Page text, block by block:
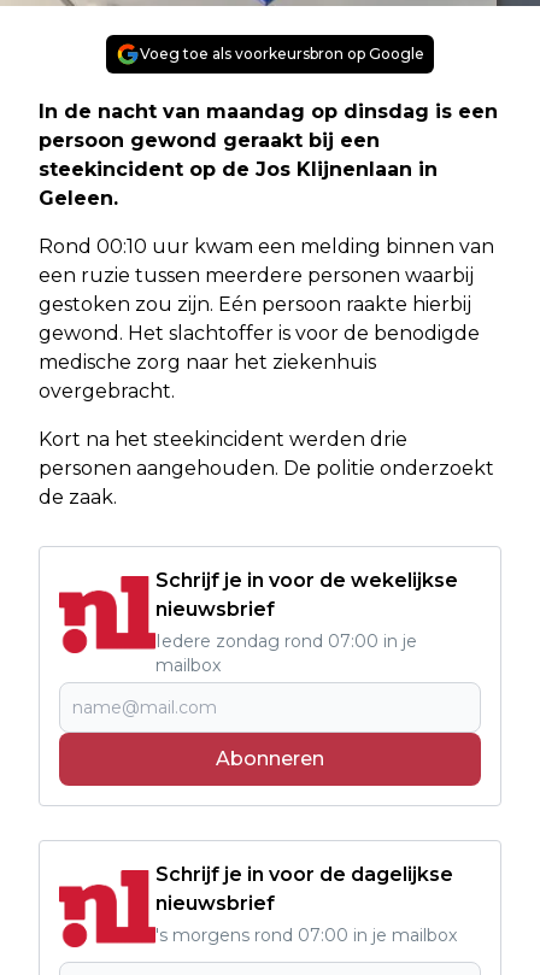
Voeg toe als voorkeursbron op Google
In de nacht van maandag op dinsdag is een
persoon gewond geraakt bij een
steekincident op de Jos Klijnenlaan in
Geleen.
Rond 00:10 uur kwam een melding binnen van
een ruzie tussen meerdere personen waarbij
gestoken zou zijn. Eén persoon raakte hierbij
gewond. Het slachtoffer is voor de benodigde
medische zorg naar het ziekenhuis
overgebracht.
Kort na het steekincident werden drie
personen aangehouden. De politie onderzoekt
de zaak.
Schrijf je in voor de wekelijkse
nieuwsbrief
Iedere zondag rond 07:00 in je
mailbox
Abonneren
Schrijf je in voor de dagelijkse
nieuwsbrief
's morgens rond 07:00 in je mailbox